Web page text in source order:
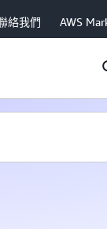
絡我們 AWS